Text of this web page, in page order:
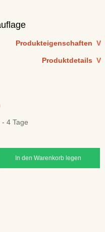
Produkteigenschaften V
Produktdetails V
4 Tage
In den Warenkorb legen